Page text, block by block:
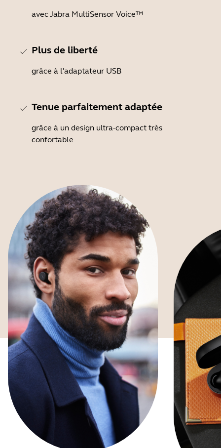
avec Jabra MultiSensor Voice™
Plus de liberté
grâce à l'adaptateur USB
Tenue parfaitement adaptée
grâce à un design ultra-compact très
confortable